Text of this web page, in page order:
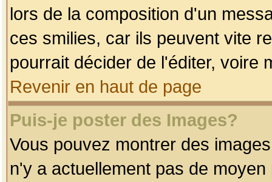
lors de la composition d'un
ces smilies, car ils peuvent vite
pourrait décider de l'éditer, voire
Revenir en haut de page
Puis-je poster des Images?
Vous pouvez montrer des
n'y a actuellement pas de